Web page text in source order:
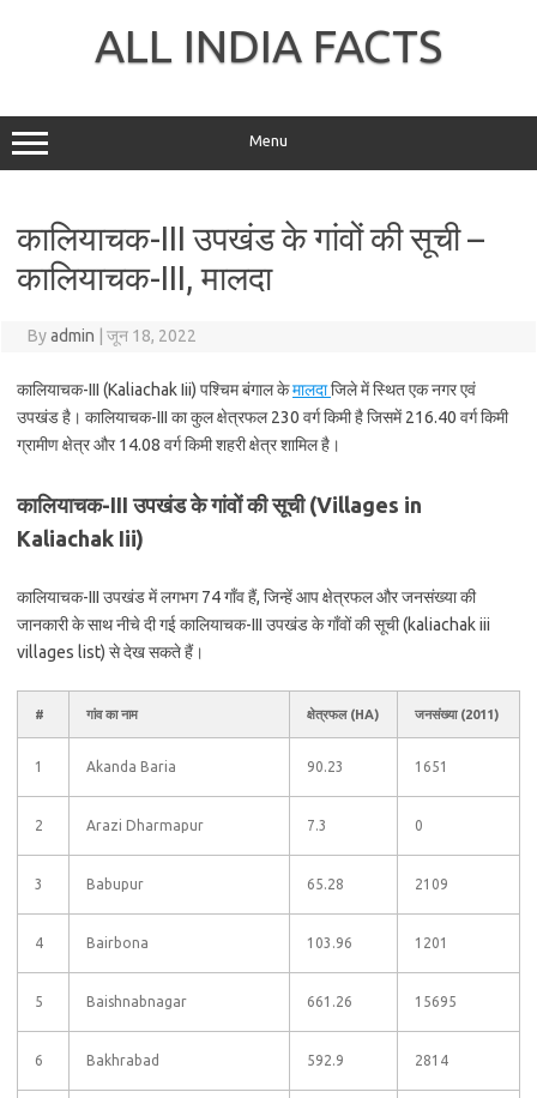
ALL INDIA FACTS
Menu
कालियाचक-III उपखंड के गांवों की सूची –
कालियाचक-III, मालदा
Byadmin जून 18, 2022
कालियाचक-III (Kaliachak Iii) पश्चिम बंगाल केमालदाजिले में स्थित एक नगर एवं
उपखंड है। कालियाचक-III का कुल क्षेत्रफल 230 वर्ग किमी है जिसमें 216.40 वर्ग किमी
ग्रामीण क्षेत्र और 14.08 वर्ग किमी शहरी क्षेत्र शामिल है।
कालियाचक-III उपखंड के गांवों की सूची (Villages in
Kaliachak Iii)
कालियाचक-III उपखंड में लगभग 74 गाँव हैं, जिन्हें आप क्षेत्रफल और जनसंख्या की
जानकारी के साथ नीचे दी गई कालियाचक-III उपखंड के गाँवों की सूची (kaliachak iii
villages list) से देख सकते हैं।
# गांव का नाम क्षेत्रफल (HA) जनसंख्या (2011)
1 Akanda Baria 90.23 1651
2 Arazi Dharmapur 7.3 0
3 Babupur 65.28 2109
4 Bairbona 103.96 1201
5 Baishnabnagar 661.26 15695
6 Bakhrabad 592.9 2814